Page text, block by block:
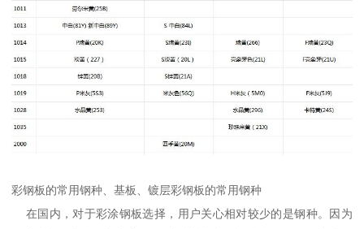
彩钢板的常用钢种、基板、镀层彩钢板的常用钢种
在国内，对于彩涂钢板选择，用户关心相对较少的是钢种。因为